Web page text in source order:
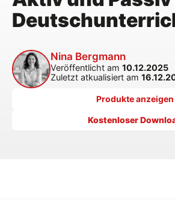
Nina Bergmann
Veröffentlicht am 10.12.2025
Zuletzt atkualisiert am
Produkte anzeigen
Kostenloser